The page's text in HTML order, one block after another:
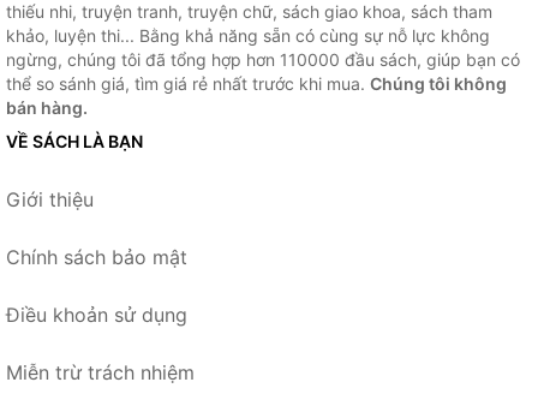
thiếu nhi, truyện tranh, truyện chữ, sách giao khoa, sách tham
khảo, luyện thi... Bằng khả năng sẵn có cùng sự nỗ lực không
ngừng, chúng tôi đã tổng hợp hơn 110000 đầu sách, giúp bạn có
thể so sánh giá, tìm giá rẻ nhất trước khi mua. Chúng tôi không
bán hàng.
VỀ SÁCH LÀ BẠN
Giới thiệu
Chính sách bảo mật
Điều khoản sử dụng
Miễn trừ trách nhiệm